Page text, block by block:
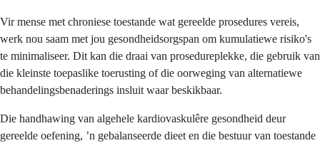
Vir mense met chroniese toestande wat gereelde prosedures vereis,
werk nou saam met jou gesondheidsorgspan om kumulatiewe risiko's
te minimaliseer. Dit kan die draai van prosedureplekke, die gebruik van
die kleinste toepaslike toerusting of die oorweging van alternatiewe
behandelingsbenaderings insluit waar beskikbaar.
Die handhawing van algehele kardiovaskulêre gesondheid deur
gereelde oefening, ’n gebalanseerde dieet en die bestuur van toestande